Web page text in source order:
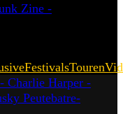
FestivalsTouren